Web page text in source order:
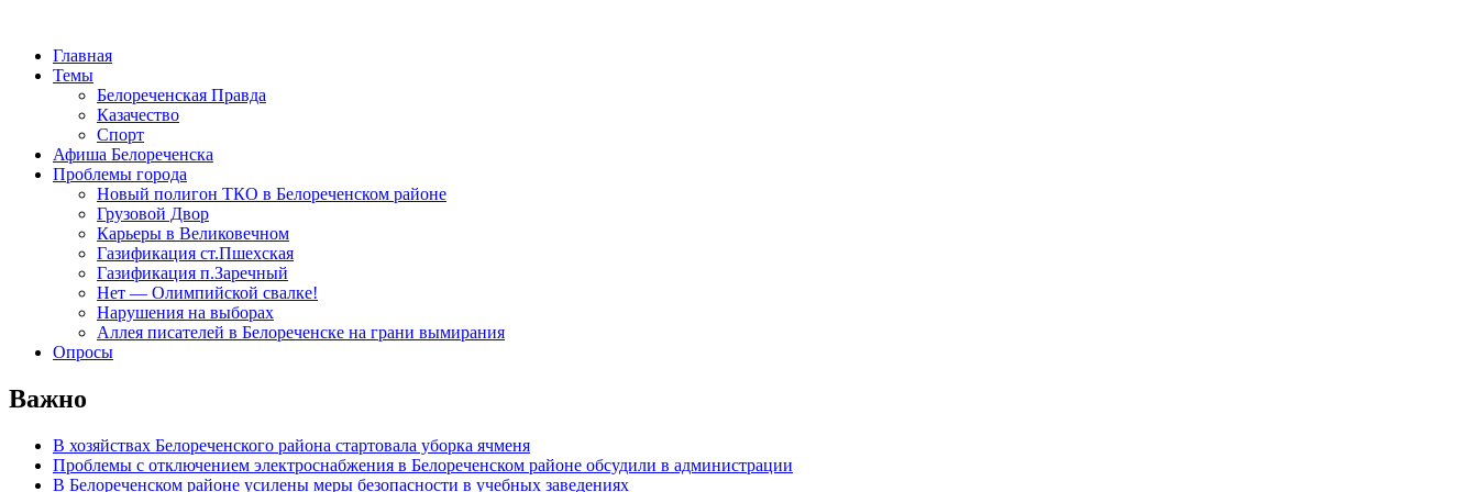
Главная
Темы
Белореченская Правда
Казачество
Спорт
Афиша Белореченска
Проблемы города
Новый полигон ТКО в Белореченском районе
Грузовой Двор
Карьеры в Великовечном
Газификация ст.Пшехская
Газификация п.Заречный
Нет — Олимпийской свалке!
Нарушения на выборах
Аллея писателей в Белореченске на грани вымирания
Опросы
Важно
В хозяйствах Белореченского района стартовала уборка ячменя
Проблемы с отключением электроснабжения в Белореченском районе обсудили в администрации
В Белореченском районе усилены меры безопасности в учебных заведениях